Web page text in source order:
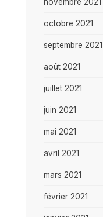
octobre 2021
septembre 2021
août 2021
juillet 2021
juin 2021
mai 2021
avril 2021
mars 2021
février 2021